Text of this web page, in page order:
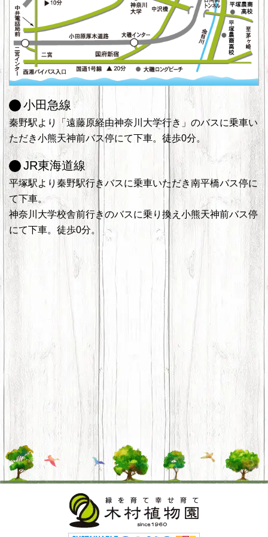
小田急線
秦野駅より「遠藤原経由神奈川大学行き」のバスに乗車い
ただき小熊天神前バス停にて下車。徒歩0分。
JR東海道線
平塚駅より秦野駅行きバスに乗車いただき南平橋バス停に
て下車。
神奈川大学校舎前行きのバスに乗り換え小熊天神前バス停
にて下車。徒歩0分。